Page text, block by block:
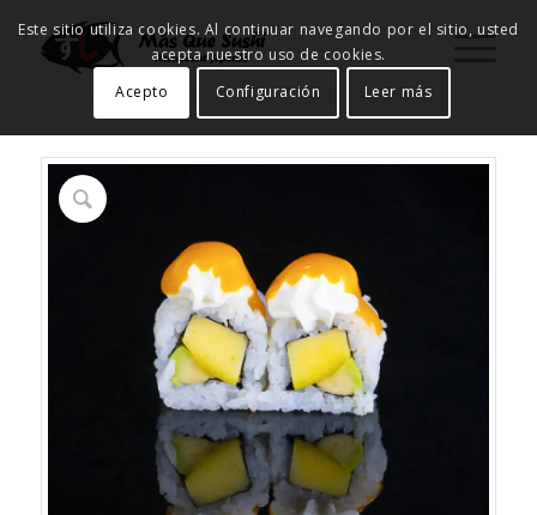
Este sitio utiliza cookies. Al continuar navegando por el sitio, usted
acepta nuestro uso de cookies.
Acepto
Configuración Leer más